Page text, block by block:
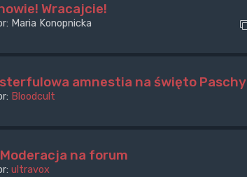
Wracajcie!
Maria Konopnicka
amnestia na święto Paschy
Bloodcult
Moderacja na forum
ultravox